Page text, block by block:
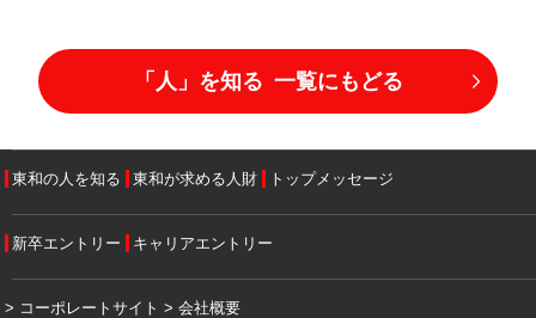
「人」を知る 一覧にもどる
東和の人を知る 東和が求める人財 トップメッセージ
新卒エントリー キャリアエントリー
> コーポレートサイト > 会社概要